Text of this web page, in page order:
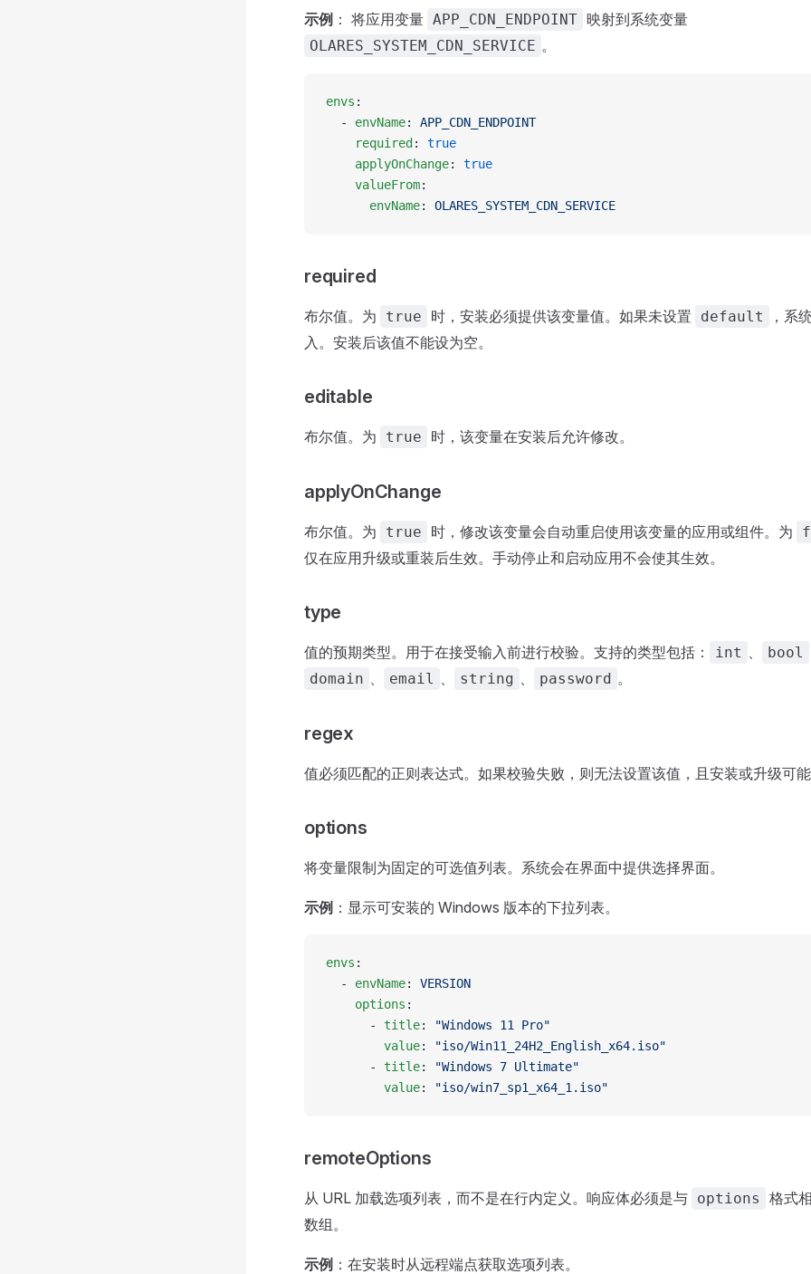
示例 ： 将应用变量 APP_CDN_ENDPOINT 映射到系统变量
OLARES_SYSTEM_CDN_SERVICE 。
envs :
  -
envName: APP_CDN_ENDPOINT
    required
: true
    applyOnChange
: true
    valueFrom
:
      envName
: OLARES_SYSTEM_CDN_SERVICE
required
布尔值。为 true 时，安装必须提供该变量值。如果未设置 default
，系
入。安装后该值不能设为空。
editable
布尔值。为 true 时，该变量在安装后允许修改。
applyOnChange
布尔值。为 true 时，修改该变量会自动重启使用该变量的应用或组件。为
仅在应用升级或重装后生效。手动停止和启动应用不会使其生效。
type
值的预期类型。用于在接受输入前进行校验。支持的类型包括： int 、 bool
domain 、 email 、 string 、 password 。
regex
值必须匹配的正则表达式。如果校验失败，则无法设置该值，且安装或升级可
options
将变量限制为固定的可选值列表。系统会在界面中提供选择界面。
示例 ：显示可安装的 Windows 版本的下拉列表。
envs :
  -
envName: VERSION
    options
:
      -
title:
"Windows 11 Pro"
        value
:
"iso/Win11_24H2_English_x64.iso"
      -
title:
"Windows 7 Ultimate"
        value
: "iso/win7_sp1_x64_1.iso"
remoteOptions
从 URL 加载选项列表，而不是在行内定义。响应体必须是与 options
格式
数组。
示例 ：在安装时从远程端点获取选项列表。